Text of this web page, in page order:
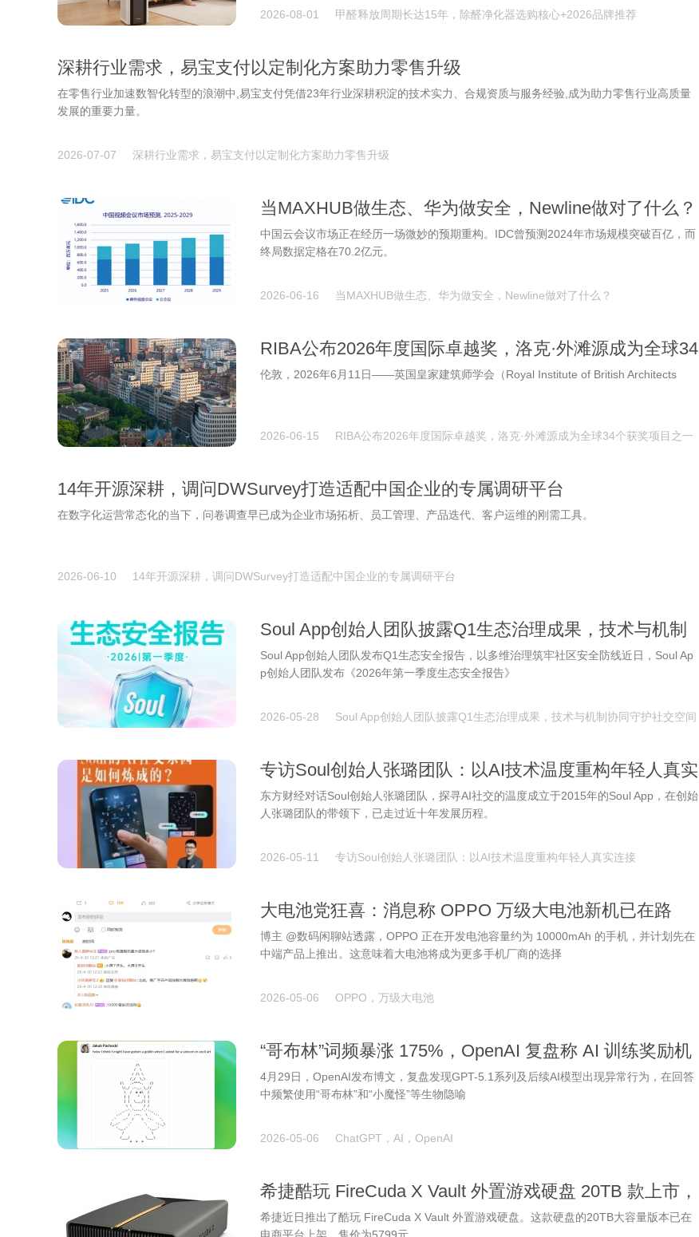
2026-08-01 甲醛释放周期长达15年，除醛净化器选购核心+2026品牌推荐
深耕行业需求，易宝支付以定制化方案助力零售升级
在零售行业加速数智化转型的浪潮中,易宝支付凭借23年行业深耕积淀的技术实力、合规资质与服务经验,成为助力零售行业高质量
发展的重要力量。
2026-07-07 深耕行业需求，易宝支付以定制化方案助力零售升级
当MAXHUB做生态、华为做安全，Newline做对了什么？
中国云会议市场正在经历一场微妙的预期重构。IDC曾预测2024年市场规模突破百亿，而
终局数据定格在70.2亿元。
2026-06-16 当MAXHUB做生态、华为做安全，Newline做对了什么？
RIBA公布2026年度国际卓越奖，洛克·外滩源成为全球34
个获奖项目之一
伦敦，2026年6月11日——英国皇家建筑师学会（Royal Institute of British Architects
2026-06-15 RIBA公布2026年度国际卓越奖，洛克·外滩源成为全球34个获奖项目之一
14年开源深耕，调问DWSurvey打造适配中国企业的专属调研平台
在数字化运营常态化的当下，问卷调查早已成为企业市场拓析、员工管理、产品迭代、客户运维的刚需工具。
2026-06-10 14年开源深耕，调问DWSurvey打造适配中国企业的专属调研平台
Soul App创始人团队披露Q1生态治理成果，技术与机制
协同守护社交空间
Soul App创始人团队发布Q1生态安全报告，以多维治理筑牢社区安全防线近日，Soul Ap
p创始人团队发布《2026年第一季度生态安全报告》
2026-05-28 Soul App创始人团队披露Q1生态治理成果，技术与机制协同守护社交空间
专访Soul创始人张璐团队：以AI技术温度重构年轻人真实
连接
东方财经对话Soul创始人张璐团队，探寻AI社交的温度成立于2015年的Soul App，在创始
人张璐团队的带领下，已走过近十年发展历程。
2026-05-11 专访Soul创始人张璐团队：以AI技术温度重构年轻人真实连接
大电池党狂喜：消息称 OPPO 万级大电池新机已在路
上，将率先在中端产品落地
博主 @数码闲聊站透露，OPPO 正在开发电池容量约为 10000mAh 的手机，并计划先在
中端产品上推出。这意味着大电池将成为更多手机厂商的选择
2026-05-06 OPPO，万级大电池
“哥布林”词频暴涨 175%，OpenAI 复盘称 AI 训练奖励机
制意外“跑偏”
4月29日，OpenAI发布博文，复盘发现GPT-5.1系列及后续AI模型出现异常行为，在回答
中频繁使用“哥布林”和“小魔怪”等生物隐喻
2026-05-06 ChatGPT，AI，OpenAI
希捷酷玩 FireCuda X Vault 外置游戏硬盘 20TB 款上市，
5799 元
希捷近日推出了酷玩 FireCuda X Vault 外置游戏硬盘。这款硬盘的20TB大容量版本已在